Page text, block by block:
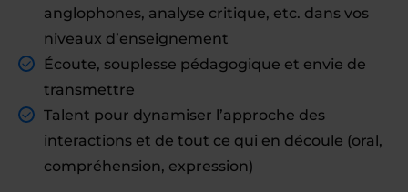
anglophones, analyse critique, etc. dans vos
niveaux d’enseignement
Écoute, souplesse pédagogique et envie de
transmettre
Talent pour dynamiser l’approche des
interactions et de tout ce qui en découle (oral,
compréhension, expression)